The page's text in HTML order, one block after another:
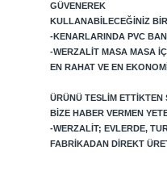
GÜVENEREK
KULLANABILECEĞINIZ
-KENARLARINDA PVC
-WERZALIT MASA MASA
EN RAHAT VE EN
ÜRÜNÜ TESLIM ETTIKTEN
BIZE HABER VERMEN
-WERZALIT; EVLERDE,
FABRIKADAN DIREKT